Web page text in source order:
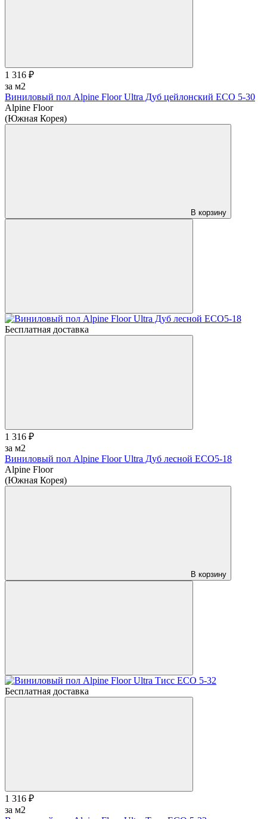
1 316 ₽
за м2
Виниловый пол Alpine Floor Ultra Дуб цейлонский ЕСО 5-30
Alpine Floor
(Южная Корея)
В корзину
Бесплатная доставка
1 316 ₽
за м2
Виниловый пол Alpine Floor Ultra Дуб лесной ЕСО5-18
Alpine Floor
(Южная Корея)
В корзину
Бесплатная доставка
1 316 ₽
за м2